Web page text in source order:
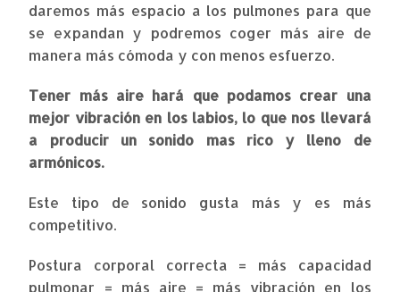
daremos más espacio a los pulmones para que
se expandan y podremos coger más aire de
manera más cómoda y con menos esfuerzo.
Tener más aire hará que podamos crear una
mejor vibración en los labios, lo que nos llevará
a producir un sonido mas rico y lleno de
armónicos.
Este tipo de sonido gusta más y es más
competitivo.
Postura corporal correcta = más capacidad
pulmonar = más aire = más vibración en los